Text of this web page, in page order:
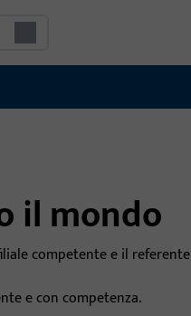
il mondo
competente e il referente
e con competenza.